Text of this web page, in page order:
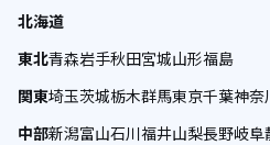
北海道
東北青森岩手秋田宮城山形福島
関東埼玉茨城栃木群馬東京千葉神奈
中部新潟富山石川福井山梨長野岐阜